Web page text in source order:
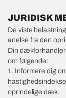
JURIDISK
De viste
anelse fra den
Din dækforhandler
om følgende:
1. Informere dig
oprindelige dæk.